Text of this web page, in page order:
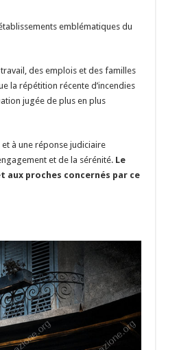
r
t
er
emblématiques du
des emplois et des familles
la répétition récente d’incendies
jugée de plus en plus
à une réponse judiciaire
et de la sérénité.Le
aux proches concernés par ce